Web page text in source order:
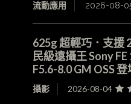
流動應用 2026-08-
625g 超輕巧．支
民級遠攝王 Sony
F5.6-8.0 GM OSS 登
攝影 2026-08-04